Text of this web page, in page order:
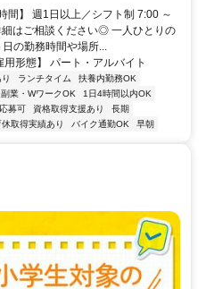
間】 週1日以上／シフト制 7:00 ～
はご相談ください◎ 一人ひとりの
の勤務時間や場所...
用形態】 パート・アルバイト
ランチタイム
扶養内勤務OK
副業・WワークOK
1日4時間以内OK
募可 資格取得支援あり
長期
取得実績あり バイク通勤OK 早朝